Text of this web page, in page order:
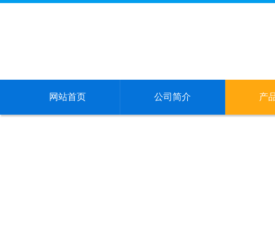
网站首页 公司简介 产